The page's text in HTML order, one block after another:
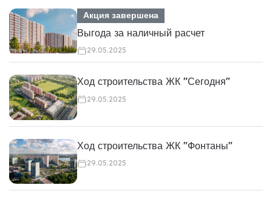
Акция завершена
Выгода за наличный расчет
29.05.2025
Ход строительства ЖК "Сегодня"
29.05.2025
Ход строительства ЖК "Фонтаны"
29.05.2025